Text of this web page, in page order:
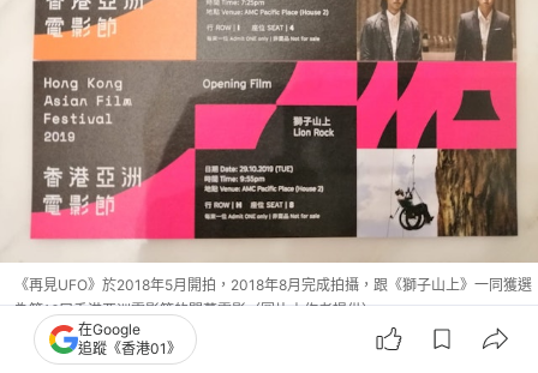
《再見UFO》於2018年5月開拍，2018年8月完成拍攝，跟《獅子山上》一同獲選
為第16屆香港亞洲電影節的開幕電影（圖片由作者提供）
在Google
追蹤《香港01》